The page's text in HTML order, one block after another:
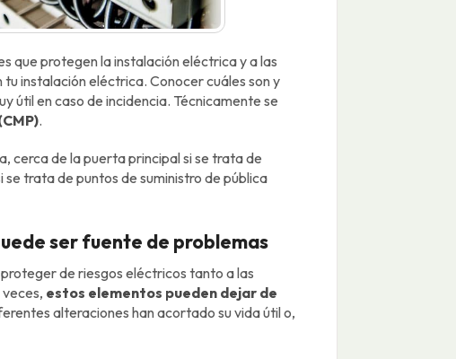
que protegen la instalación eléctrica y a las
instalación eléctrica. Conocer cuáles son y
útil en caso de incidencia. Técnicamente se
.
cerca de la puerta principal si se trata de
trata de puntos de suministro de pública
ser fuente de problemas
de riesgos eléctricos tanto a las
estos elementos pueden dejar de
alteraciones han acortado su vida útil o,